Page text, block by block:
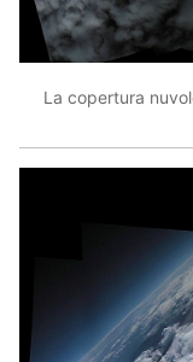
La copertura